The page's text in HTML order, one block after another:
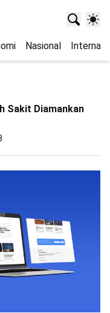
Nasional
Sakit Diamankan